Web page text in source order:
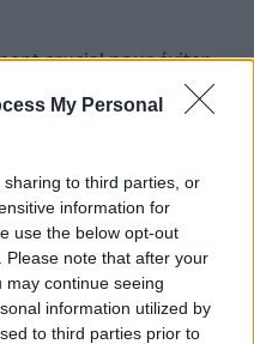
My Personal
to third parties, or
information for
use the below opt-out
note that after your
continue seeing
information utilized by
to third parties prior to
crucial pour éviter
peuvent causer ces
buccale en vous
et en utilisant du fil
fissures au